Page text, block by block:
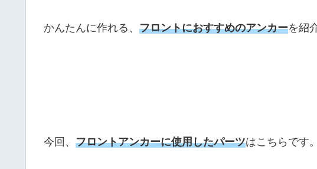
かんたんに作れる、 フロントにおすすめのアンカーを紹
今回、 フロントアンカーに使用したパーツはこちらです。